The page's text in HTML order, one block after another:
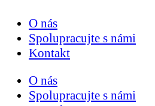
O nás
Spolupracujte s námi
Kontakt
O nás
Spolupracujte s námi